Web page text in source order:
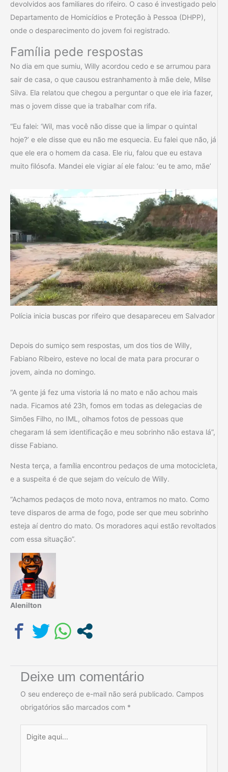
devolvidos aos familiares do rifeiro. O caso é investigado pelo
Departamento de Homicídios e Proteção à Pessoa (DHPP),
onde o desparecimento do jovem foi registrado.
Família pede respostas
No dia em que sumiu, Willy acordou cedo e se arrumou para
sair de casa, o que causou estranhamento à mãe dele, Milse
Silva. Ela relatou que chegou a perguntar o que ele iria fazer,
mas o jovem disse que ia trabalhar com rifa.
“Eu falei: ‘Wil, mas você não disse que ia limpar o quintal
hoje?’ e ele disse que eu não me esquecia. Eu falei que não, já
que ele era o homem da casa. Ele riu, falou que eu estava
muito filósofa. Mandei ele vigiar aí ele falou: ‘eu te amo, mãe’
Polícia inicia buscas por rifeiro que desapareceu em Salvador
Depois do sumiço sem respostas, um dos tios de Willy,
Fabiano Ribeiro, esteve no local de mata para procurar o
jovem, ainda no domingo.
“A gente já fez uma vistoria lá no mato e não achou mais
nada. Ficamos até 23h, fomos em todas as delegacias de
Simões Filho, no IML, olhamos fotos de pessoas que
chegaram lá sem identificação e meu sobrinho não estava lá”,
disse Fabiano.
Nesta terça, a família encontrou pedaços de uma motocicleta,
e a suspeita é de que sejam do veículo de Willy.
“Achamos pedaços de moto nova, entramos no mato. Como
teve disparos de arma de fogo, pode ser que meu sobrinho
esteja aí dentro do mato. Os moradores aqui estão revoltados
com essa situação”.
Alenilton
Deixe um comentário
O seu endereço de e-mail não será publicado. Campos
obrigatórios são marcados com *
aqui...